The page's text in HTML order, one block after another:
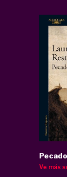
Pecado
Ve más